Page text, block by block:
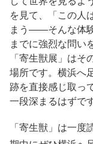
を見て、「この人
まう——そんな体
までに強烈な問い
「寄生獣展」はそ
場所です。横浜へ
跡を直接感じ取っ
一段深まるはずで
「寄生獣」は一